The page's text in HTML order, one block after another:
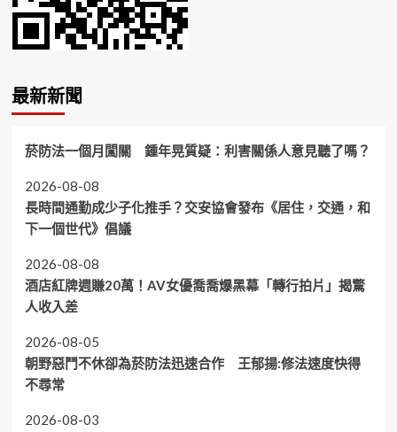
最新新聞
菸防法一個月闖關 鍾年晃質疑：利害關係人意見聽了嗎？
2026-08-08
長時間通勤成少子化推手？交安協會發布《居住，交通，和
下一個世代》倡議
2026-08-08
酒店紅牌週賺20萬！AV女優喬喬爆黑幕「轉行拍片」揭驚
人收入差
2026-08-05
朝野惡鬥不休卻為菸防法迅速合作 王郁揚:修法速度快得
不尋常
2026-08-03